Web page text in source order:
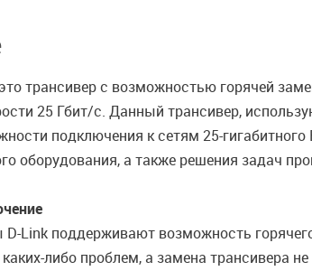
трансивер с возможностью горячей
25 Гбит/с. Данный трансивер,
подключения к сетям 25-
оборудования, а также решения задач
D-Link поддерживают возможность
либо проблем, а замена трансивера